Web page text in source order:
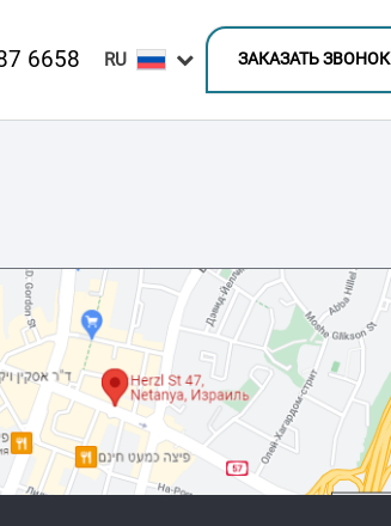
6658 ЗАКАЗАТЬ ЗВОНОК